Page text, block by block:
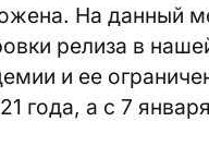
На данный
релиза в
и ее
года, а с 7